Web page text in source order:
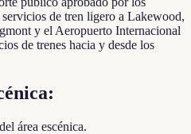
de tren ligero a Lakewood,
y el Aeropuerto Internacional
de trenes hacia y desde los
área escénica.